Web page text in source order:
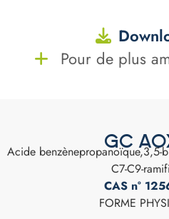
Pour de plus
GC
Acide benzènepropanoïque,3,5-
C7-C9-
CAS n°
FORME